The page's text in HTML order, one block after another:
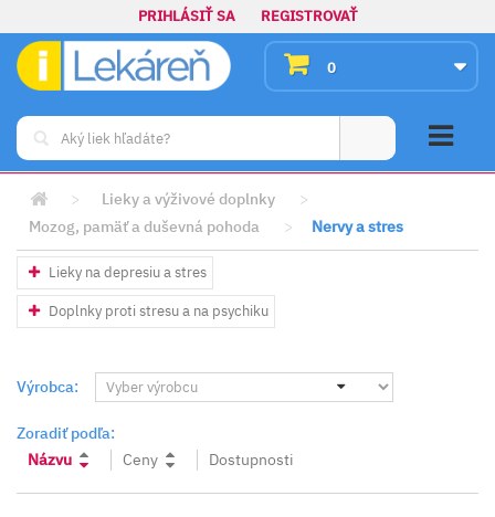
PRIHLÁSIŤ SA REGISTROVAŤ
0
> Lieky a výživové doplnky
>
Mozog, pamäť a duševná pohoda
> Nervy a stres
Lieky na depresiu a stres
Doplnky proti stresu a na psychiku
Výrobca:
Zoradiť podľa:
Názvu
Ceny Dostupnosti